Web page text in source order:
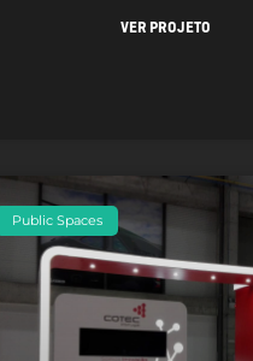
VER PROJETO
Public Spaces